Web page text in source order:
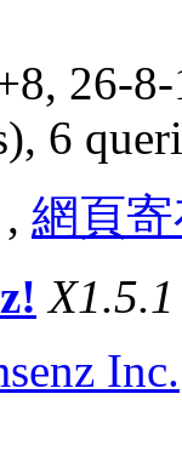
26-
6
, 網頁
X1.5.1
Inc.